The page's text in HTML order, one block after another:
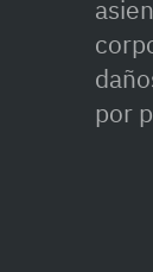
por